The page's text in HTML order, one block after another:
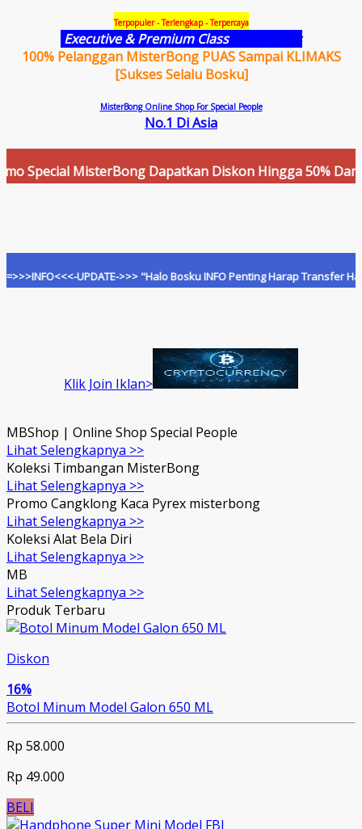
Terpopuler - Terlengkap - Terpercaya
Executive & Premium Class
100% Pelanggan MisterBong PUAS Sampai KLIMAKS
[Sukses Selalu Bosku]
MisterBong Online Shop For Special People
No.1 Di Asia
MisterBong Dapatkan Diskon Hingga 50% Dan
UPDATE->>> "Halo Bosku INFO Penting Harap Transfer
Klik Join Iklan>
MBShop | Online Shop Special People
Lihat Selengkapnya >>
Koleksi Timbangan MisterBong
Lihat Selengkapnya >>
Promo Cangklong Kaca Pyrex misterbong
Lihat Selengkapnya >>
Koleksi Alat Bela Diri
Lihat Selengkapnya >>
MB
Lihat Selengkapnya >>
Produk Terbaru
Diskon
16%
Botol Minum Model Galon 650 ML
Rp 58.000
Rp 49.000
BELI